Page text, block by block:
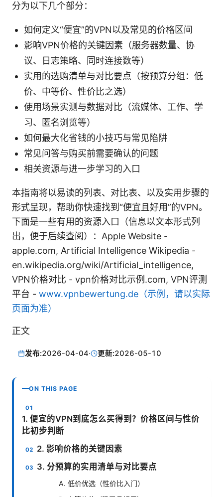
分为以下几个部分：
如何定义“便宜”的VPN以及常见的价格区间
影响VPN价格的关键因素（服务器数量、协
议、日志策略、同时连接数等）
实用的选购清单与对比要点（按预算分组：低
价、中等价、性价比之选）
使用场景实测与数据对比（流媒体、工作、学
习、匿名浏览等）
如何最大化省钱的小技巧与常见陷阱
常见问答与购买前需要确认的问题
相关资源与进一步学习的入口
本指南将以易读的列表、对比表、以及实用步骤的
形式呈现，帮助你快速找到“便宜且好用”的VPN。
下面是一些有用的资源入口（信息以文本形式列
出，便于后续查阅）：Apple Website -
apple.com, Artificial Intelligence Wikipedia -
en.wikipedia.org/wiki/Artificial_intelligence,
VPN价格对比 - vpn价格对比示例.com, VPN评测
平台 - www.vpnbewertung.de（示例，请以实际
页面为准）
正文
发布:2026-04-04· 更新:2026-05-10
ON THIS PAGE
1. 便宜的VPN到底怎么买得到？价格区间与性价
比初步判断
2. 影响价格的关键因素
3. 分预算的实用清单与对比要点
A. 低价优选（性价比入门）